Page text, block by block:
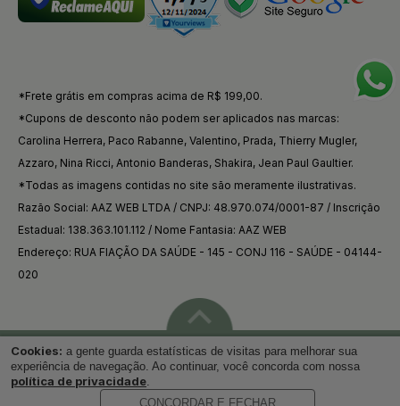
*Frete grátis em compras acima de R$ 199,00.
*Cupons de desconto não podem ser aplicados nas marcas:
Carolina Herrera, Paco Rabanne, Valentino, Prada, Thierry Mugler,
Azzaro, Nina Ricci, Antonio Banderas, Shakira, Jean Paul Gaultier.
*Todas as imagens contidas no site são meramente ilustrativas.
Razão Social: AAZ WEB LTDA / CNPJ: 48.970.074/0001-87 / Inscrição
Estadual: 138.363.101.112 / Nome Fantasia: AAZ WEB
Endereço: RUA FIAÇÃO DA SAÚDE - 145 - CONJ 116 - SAÚDE - 04144-
020
Voltar ao topo
Cookies: a gente guarda estatísticas de visitas para melhorar sua
experiência de navegação. Ao continuar, você concorda com nossa
política de privacidade.
CONCORDAR E FECHAR